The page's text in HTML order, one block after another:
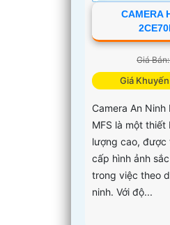
CAMERA
Giá
Giá
Camera An Ninh
MFS là một
lượng cao, được
cấp hình ảnh
trong việc theo
ninh. Với độ...